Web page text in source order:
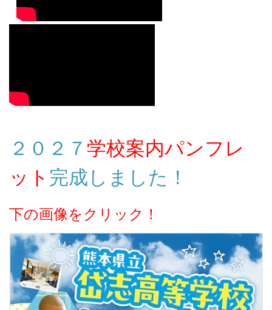
２０２７ 学校案内パンフレ
ット 完成しました！
下の画像をクリック！